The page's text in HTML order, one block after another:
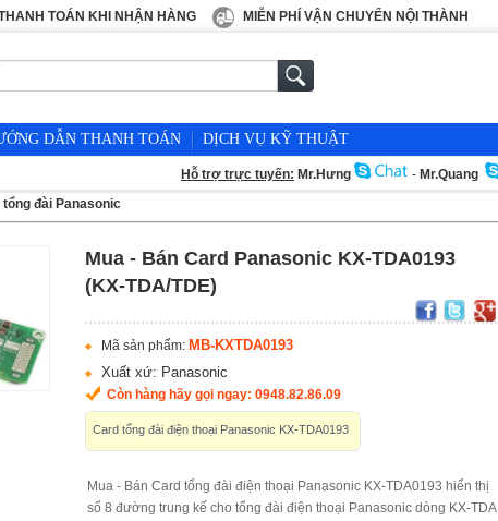
TOÁN KHI NHẬN HÀNG MIỄN PHÍ VẬN CHUYỂN NỘI THÀNH
DẪN THANH TOÁN DỊCH VỤ KỸ THUẬT
Hỗ trợ trực tuyến: Mr.Hưng - Mr.Quang
tổng đài Panasonic
Mua - Bán Card Panasonic KX-TDA0193
(KX-TDA/TDE)
Mã sản phẩm: MB-KXTDA0193
Xuất xứ: Panasonic
Còn hàng hãy gọi ngay: 0948.82.86.09
Card tổng đài điện thoại Panasonic KX-TDA0193
Mua - Bán Card tổng đài điện thoại Panasonic KX-TDA0193 hiển thị
số 8 đường trung kế cho tổng đài điện thoại Panasonic dòng KX-TDA